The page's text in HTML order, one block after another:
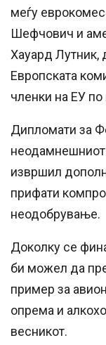
меѓу
Шефчович и
Хауард Лутник,
Европската
членки на ЕУ
Дипломати за
неодамнешниот
извршил
прифати
неодобрување.
Доколку се
би можел да
пример за
опрема и
весникот.